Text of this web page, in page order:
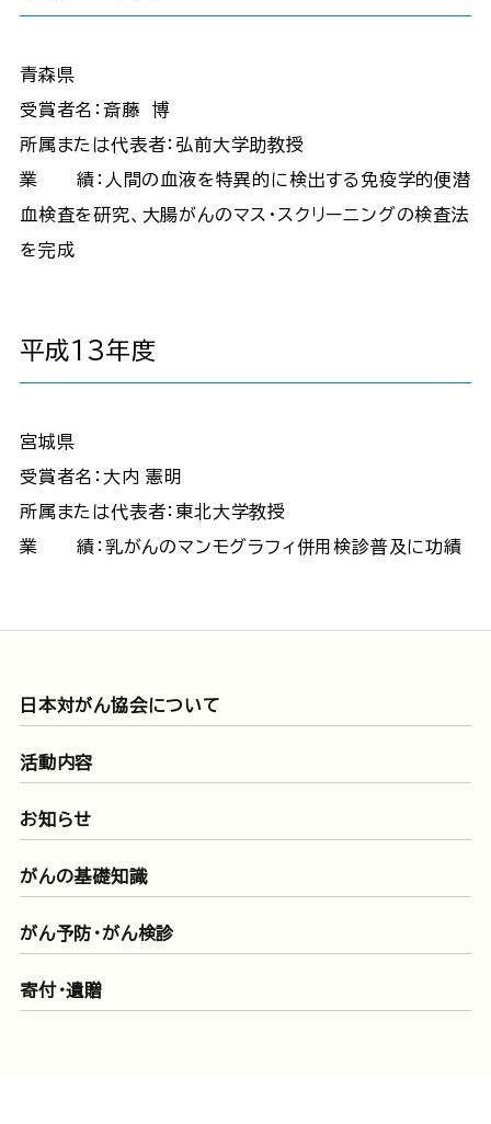
青森県
受賞者名：斎藤 博
所属または代表者：弘前大学助教授
業 績：人間の血液を特異的に検出する免疫学的便潜
血検査を研究、大腸がんのマス・スクリーニングの検査法
を完成
平成13年度
宮城県
受賞者名：大内 憲明
所属または代表者：東北大学教授
業 績：乳がんのマンモグラフィ併用検診普及に功績
日本対がん協会について
活動内容
お知らせ
がんの基礎知識
がん予防・がん検診
寄付・遺贈